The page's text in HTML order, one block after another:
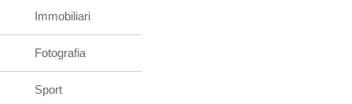
Immobiliari
Fotografia
Sport